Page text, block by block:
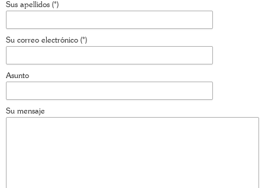
Sus apellidos (*)
Su correo electrónico (*)
Asunto
Su mensaje